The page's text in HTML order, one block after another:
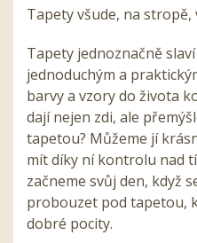
Tapety všude, na
Tapety jednoznačně
jednoduchým a
barvy a vzory do života
dají nejen zdi, ale
tapetou? Můžeme jí
mít díky ní kontrolu nad
začneme svůj den, když
probouzet pod tapetou,
dobré pocity.